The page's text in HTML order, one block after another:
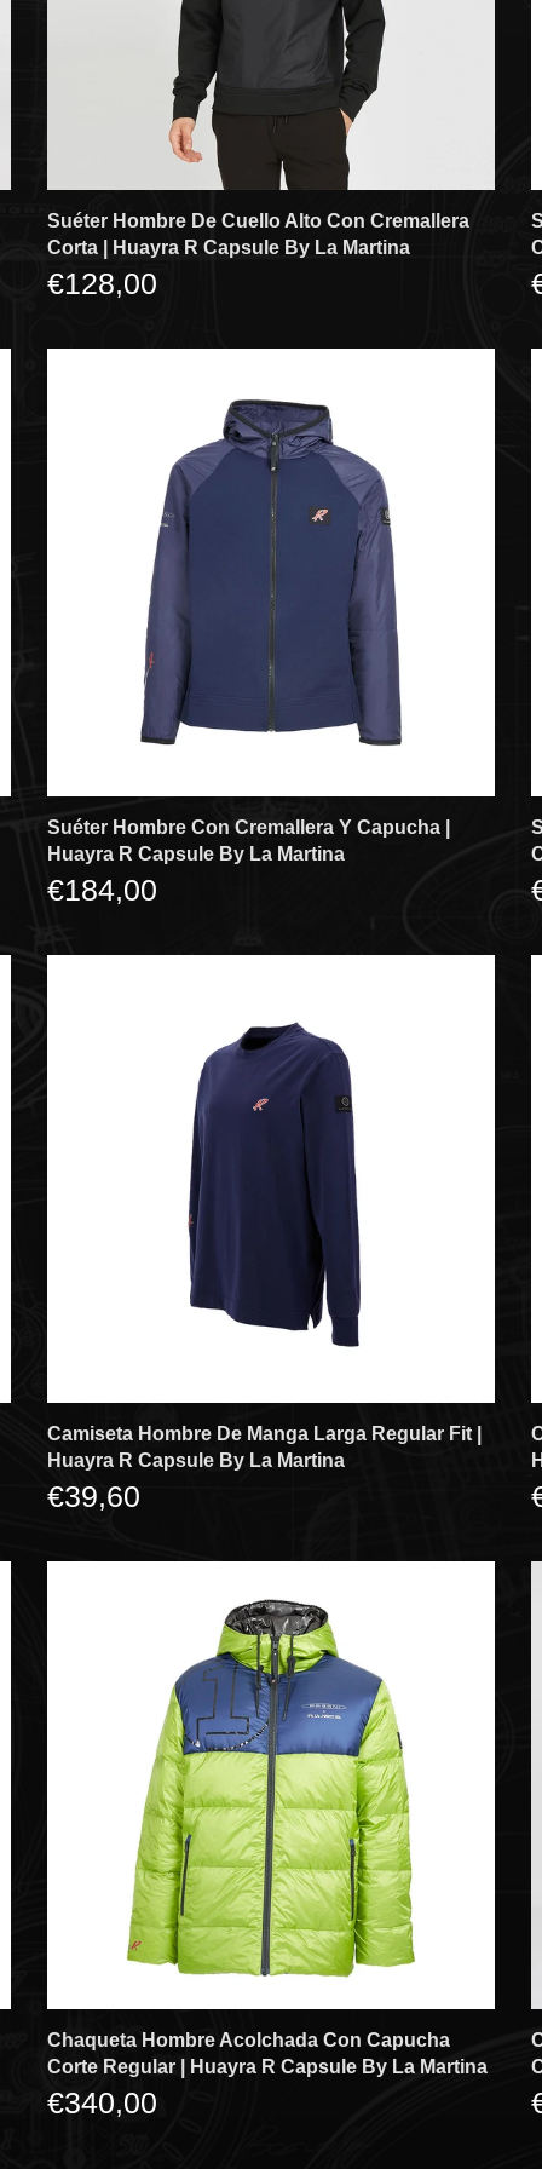
Suéter Hombre De Cuello Alto Con Cremallera
Corta | Huayra R Capsule By La Martina
€128,00
Suéter Hombre Con Cremallera Y Capucha |
Huayra R Capsule By La Martina
€184,00
Camiseta Hombre De Manga Larga Regular Fit |
Huayra R Capsule By La Martina
€39,60
Chaqueta Hombre Acolchada Con Capucha
Corte Regular | Huayra R Capsule By La Martina
€340,00